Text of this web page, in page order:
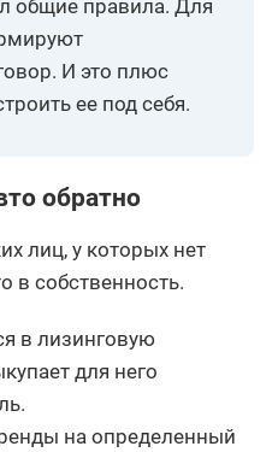
общие правила. Для
И это плюс
ее под себя.
обратно
лиц, у которых нет
в собственность.
в лизинговую
для него
на определенный